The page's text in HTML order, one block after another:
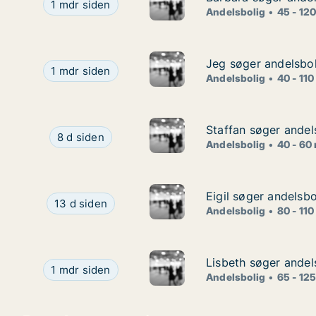
Barbara søger andelsbolig i Storkøbenhavn eller
1 mdr siden
Andelsbolig 45 -
Jeg søger andelsbolig i Frederiksberg, Nørrebro
1 mdr siden
Jeg søger
Jeg søger
Andelsbolig 40 - 110
Staffan søger andelsbolig i Storkøbenhavn
8 d siden
Staffan søger
Staffan søger
Andelsbolig 40 - 60
Eigil søger andelsbolig i Valby, Rødovre eller
13 d siden
Eigil søger
Eigil søger
Andelsbolig 80 - 110
Lisbeth søger andelsbolig i Nordsjælland
1 mdr siden
Lisbeth søger
Lisbeth søger
Andelsbolig 65 -